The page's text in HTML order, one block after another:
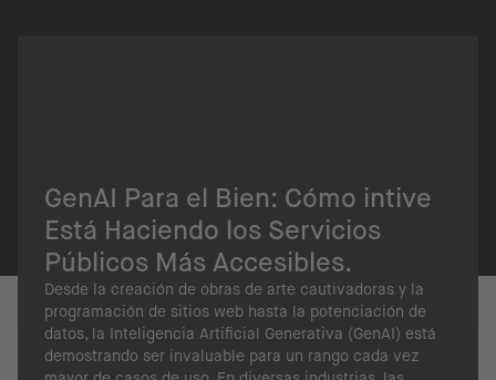
GenAI Para el Bien: Cómo intive
Está Haciendo los Servicios
Públicos Más Accesibles.
Desde la creación de obras de arte cautivadoras y la
programación de sitios web hasta la potenciación de
datos, la Inteligencia Artificial Generativa (GenAI) está
demostrando ser invaluable para un rango cada vez